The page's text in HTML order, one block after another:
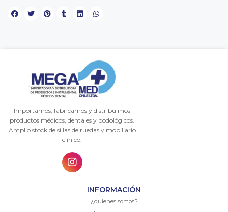
Importamos, fabricamos y distribuimos
productos médicos, dentales y podológicos.
Amplio stock de sillas de ruedas y mobiliario
clínico.
INFORMACIÓN
¿quienes somos?